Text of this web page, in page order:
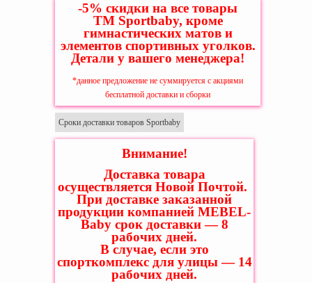
-5% скидки на все товары
ТМ Sportbaby, кроме
гимнастических матов и
элементов спортивных уголков.
Детали у вашего менеджера!
*данное предложение не суммируется с акциями
бесплатной доставки и сборки
Сроки доставки товаров Sportbaby
Внимание!
Доставка товара
осуществляется Новой Почтой.
При доставке заказанной
продукции компанией MEBEL-
Baby срок доставки — 8
рабочих дней.
В случае, если это
спорткомплекс для улицы — 14
рабочих дней.